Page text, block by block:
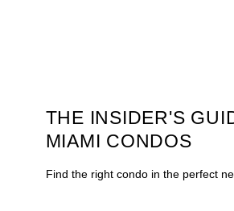
THE INSIDER'S
MIAMI CONDOS
Find the right condo in the perfect